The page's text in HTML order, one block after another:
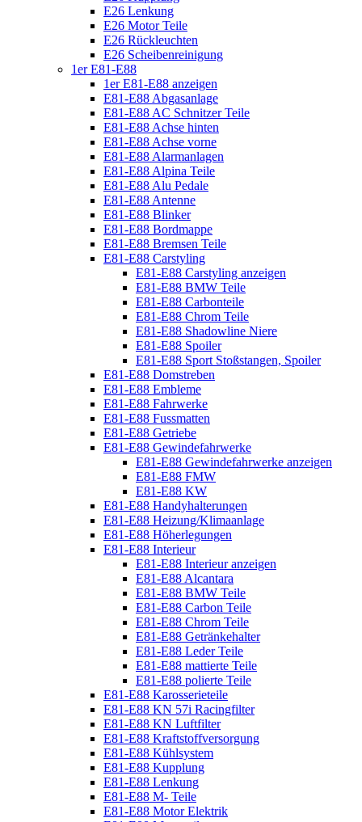
E26 Lenkung
E26 Motor Teile
E26 Rückleuchten
E26 Scheibenreinigung
1er E81-E88
1er E81-E88 anzeigen
E81-E88 Abgasanlage
E81-E88 AC Schnitzer Teile
E81-E88 Achse hinten
E81-E88 Achse vorne
E81-E88 Alarmanlagen
E81-E88 Alpina Teile
E81-E88 Alu Pedale
E81-E88 Antenne
E81-E88 Blinker
E81-E88 Bordmappe
E81-E88 Bremsen Teile
E81-E88 Carstyling
E81-E88 Carstyling anzeigen
E81-E88 BMW Teile
E81-E88 Carbonteile
E81-E88 Chrom Teile
E81-E88 Shadowline Niere
E81-E88 Spoiler
E81-E88 Sport Stoßstangen, Spoiler
E81-E88 Domstreben
E81-E88 Embleme
E81-E88 Fahrwerke
E81-E88 Fussmatten
E81-E88 Getriebe
E81-E88 Gewindefahrwerke
E81-E88 Gewindefahrwerke anzeigen
E81-E88 FMW
E81-E88 KW
E81-E88 Handyhalterungen
E81-E88 Heizung/Klimaanlage
E81-E88 Höherlegungen
E81-E88 Interieur
E81-E88 Interieur anzeigen
E81-E88 Alcantara
E81-E88 BMW Teile
E81-E88 Carbon Teile
E81-E88 Chrom Teile
E81-E88 Getränkehalter
E81-E88 Leder Teile
E81-E88 mattierte Teile
E81-E88 polierte Teile
E81-E88 Karosserieteile
E81-E88 KN 57i Racingfilter
E81-E88 KN Luftfilter
E81-E88 Kraftstoffversorgung
E81-E88 Kühlsystem
E81-E88 Kupplung
E81-E88 Lenkung
E81-E88 M- Teile
E81-E88 Motor Elektrik